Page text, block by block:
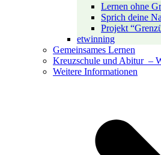
Lernen ohne
Sprich deine
Projekt
etwinning
Gemeinsames Lernen
Kreuzschule und Abitur –
Weitere Informationen